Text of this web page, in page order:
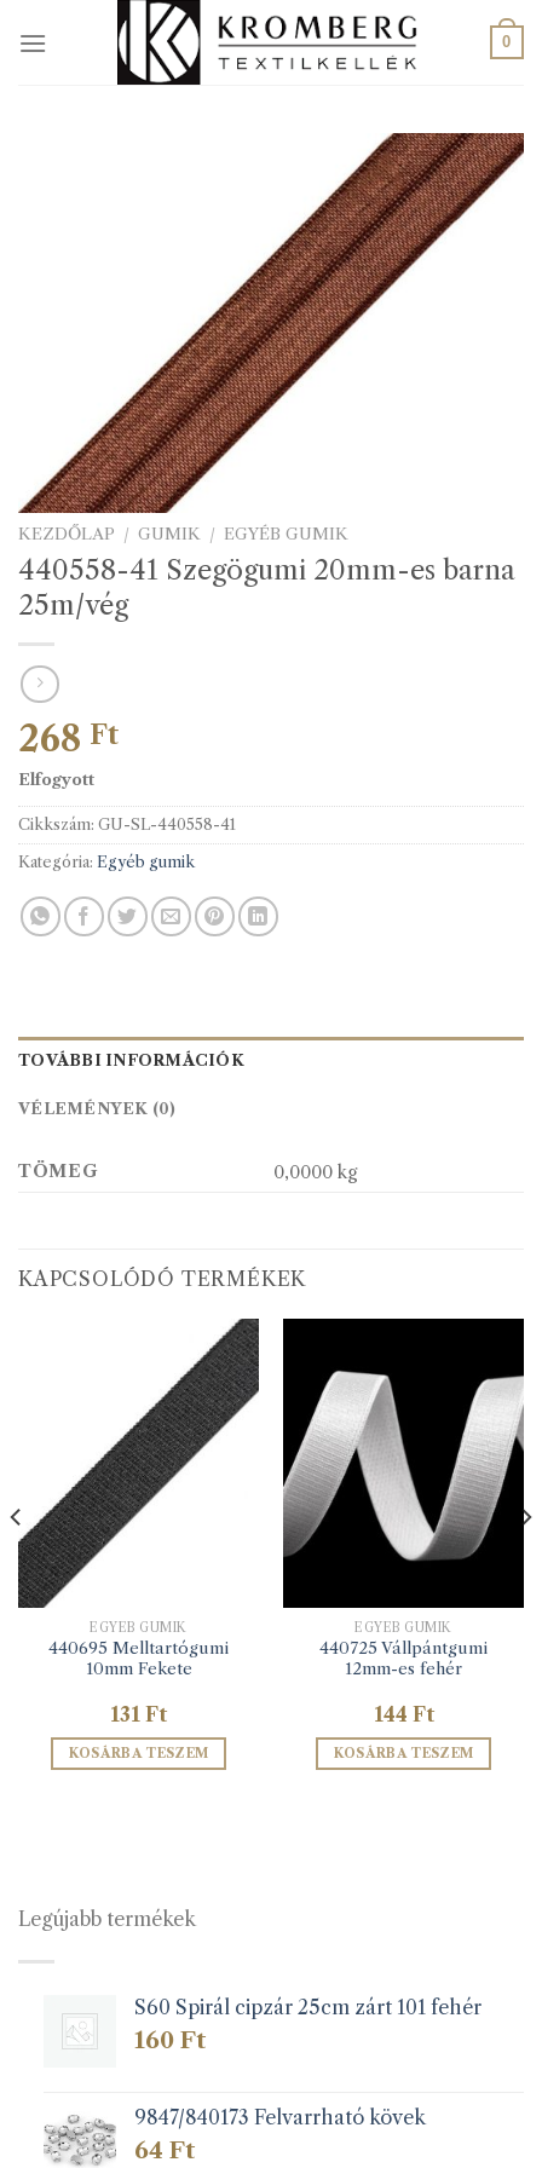
0
KEZDŐLAP / GUMIK / EGYÉB GUMIK
440558-41 Szegögumi 20mm-es barna
25m/vég
268 Ft
Elfogyott
Cikkszám: GU-SL-440558-41
Kategória: Egyéb gumik
TOVÁBBI INFORMÁCIÓK
VÉLEMÉNYEK (0)
TÖMEG 0,0000 kg
KAPCSOLÓDÓ TERMÉKEK
EGYÉB GUMIK
440695 Melltartógumi
10mm Fekete
131 Ft
KOSÁRBA TESZEM
EGYÉB GUMIK
440725 Vállpántgumi
12mm-es fehér
144 Ft
KOSÁRBA TESZEM
Legújabb termékek
S60 Spirál cipzár 25cm zárt 101 fehér
160 Ft
9847/840173 Felvarrható kövek
64 Ft